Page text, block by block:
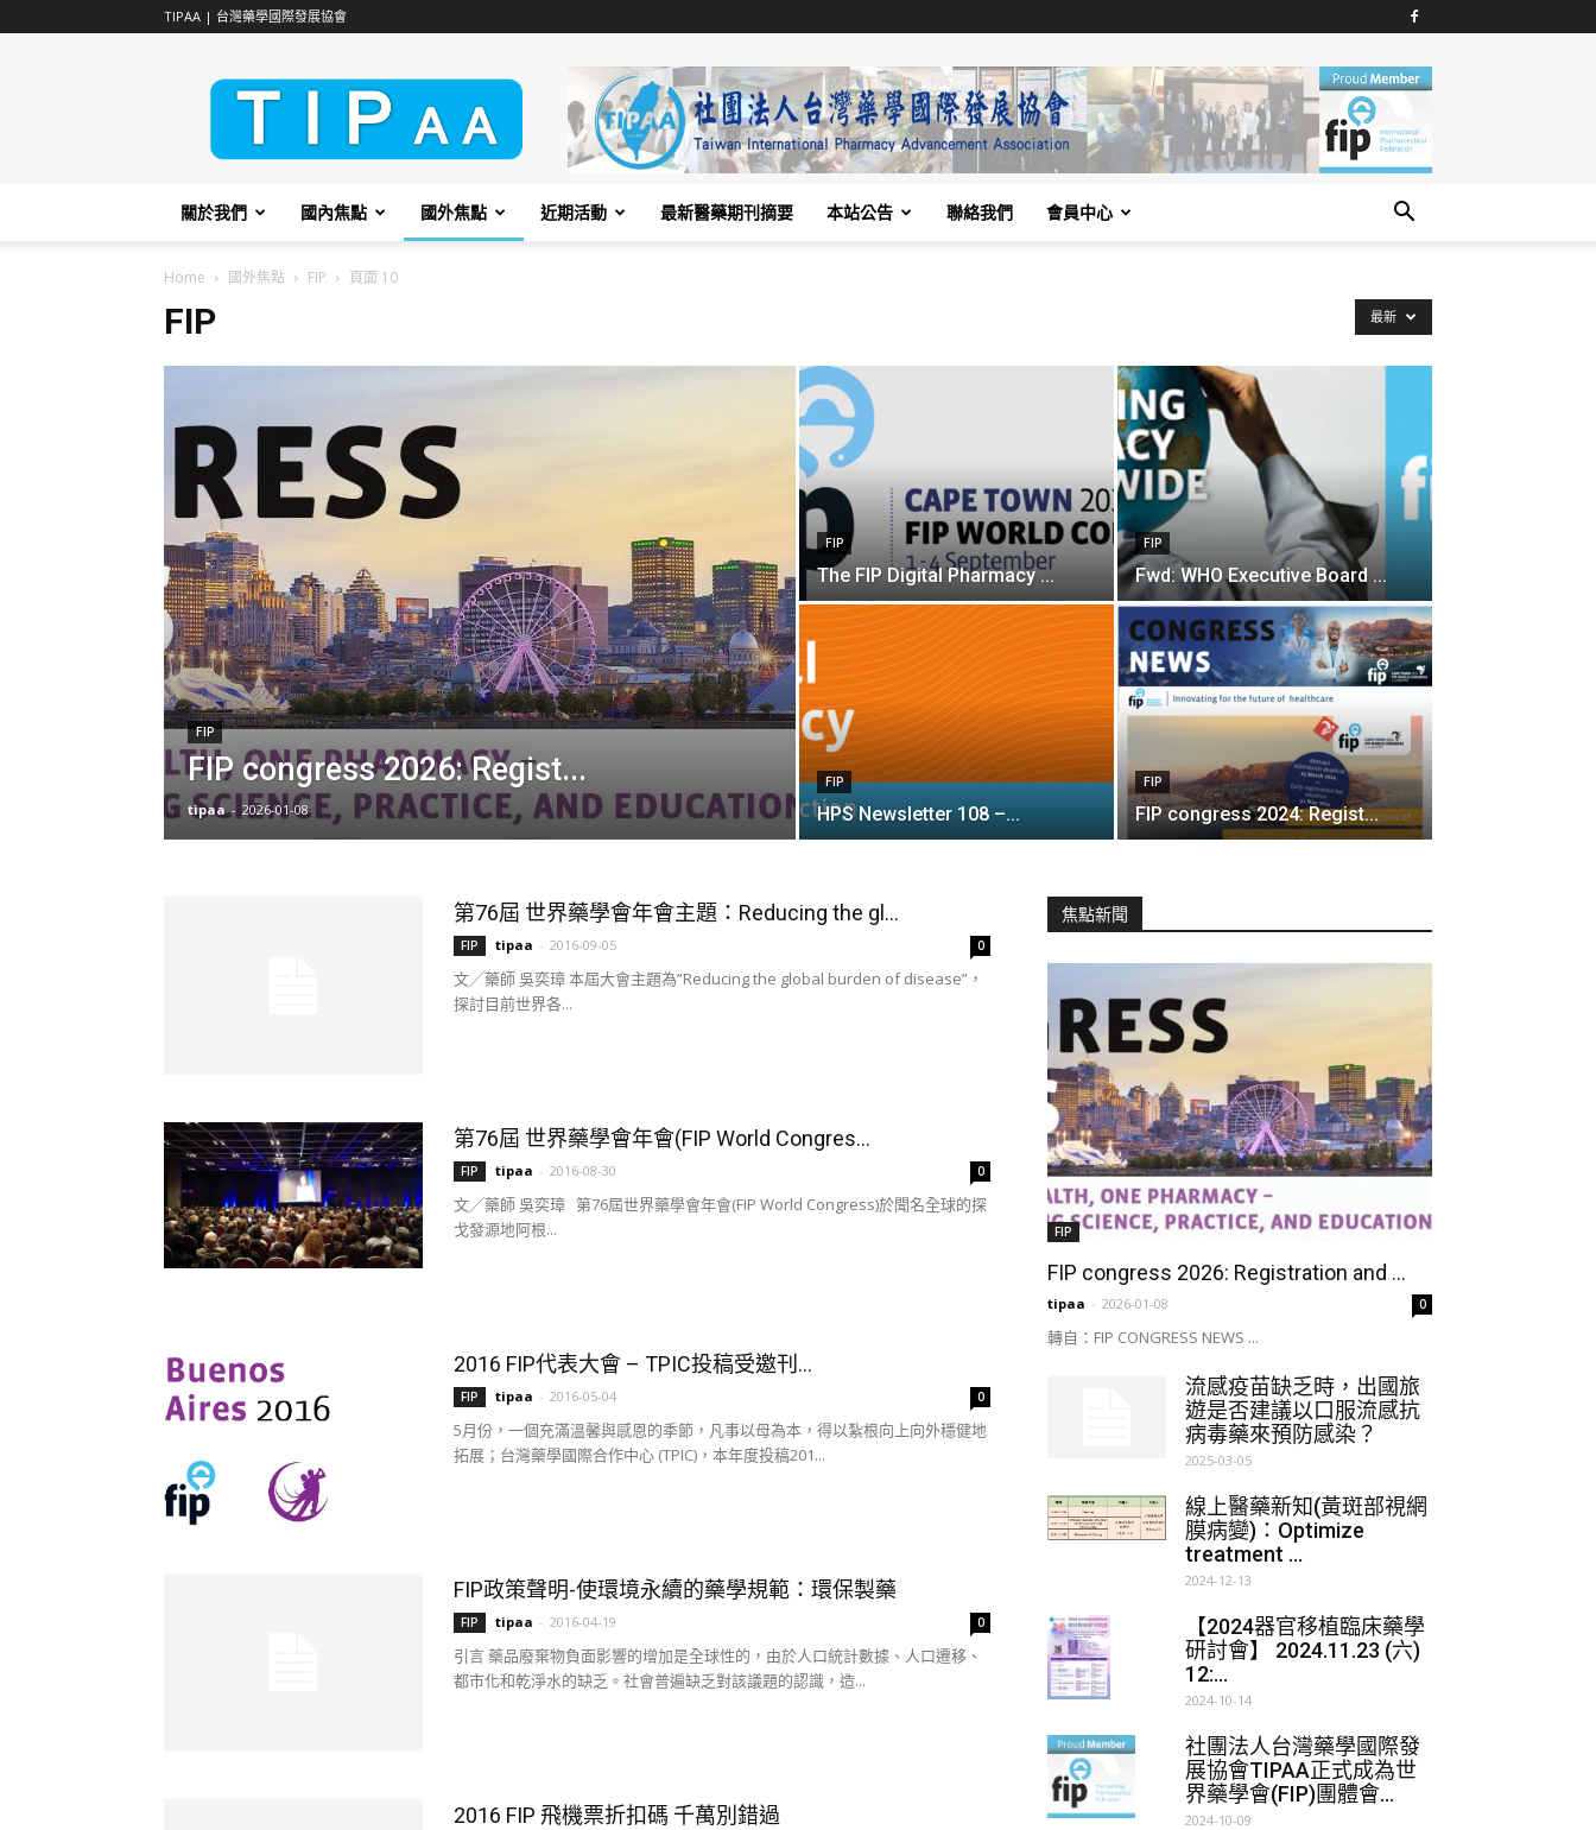
TIPAA | 台灣藥學國際發展協會
TIPAA
關於我們 國內焦點 國外焦點 近期活動 最新醫藥期刊摘要 本站公告 聯絡我們 會員中心
Home 國外焦點 FIP 頁面 10
FIP 最新
FIP
FIP congress 2026: Regist...
tipaa - 2026-01-08
FIP
The FIP Digital Pharmacy ...
FIP
Fwd: WHO Executive Board ...
FIP
HPS Newsletter 108 –...
FIP
FIP congress 2024: Regist...
第76屆 世界藥學會年會主題：Reducing the gl...
FIP tipaa - 2016-09-05 0
文╱藥師 吳奕璋 本屆大會主題為”Reducing the global burden of disease”，
探討目前世界各...
第76屆 世界藥學會年會(FIP World Congres...
FIP tipaa - 2016-08-30 0
文╱藥師 吳奕璋 第76屆世界藥學會年會(FIP World Congress)於聞名全球的探
戈發源地阿根...
2016 FIP代表大會 – TPIC投稿受邀刊...
FIP tipaa - 2016-05-04 0
5月份，一個充滿溫馨與感恩的季節，凡事以母為本，得以紮根向上向外穩健地
拓展；台灣藥學國際合作中心 (TPIC)，本年度投稿201...
FIP政策聲明-使環境永續的藥學規範：環保製藥
FIP tipaa - 2016-04-19 0
引言 藥品廢棄物負面影響的增加是全球性的，由於人口統計數據、人口遷移、
都市化和乾淨水的缺乏。社會普遍缺乏對該議題的認識，造...
2016 FIP 飛機票折扣碼 千萬別錯過
焦點新聞
FIP
FIP congress 2026: Registration and ...
tipaa - 2026-01-08 0
轉自：FIP CONGRESS NEWS ...
流感疫苗缺乏時，出國旅
遊是否建議以口服流感抗
病毒藥來預防感染？
2025-03-05
線上醫藥新知(黃斑部視網
膜病變)：Optimize
treatment ...
2024-12-13
【2024器官移植臨床藥學
研討會】 2024.11.23 (六)
12:...
2024-10-14
社團法人台灣藥學國際發
展協會TIPAA正式成為世
界藥學會(FIP)團體會...
2024-10-09